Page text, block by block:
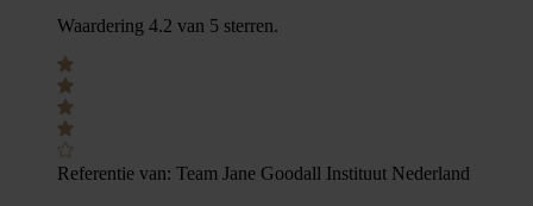
Waardering 4.2 van 5 sterren.
Referentie van: Team Jane Goodall Instituut Nederland